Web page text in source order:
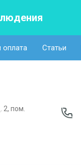
оплата Статьи
2, пом.